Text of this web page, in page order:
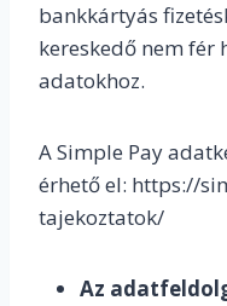
bankkártyás
kereskedő nem fér
adatokhoz.
A Simple Pay
érhető el: https://
tajekoztatok/
Az